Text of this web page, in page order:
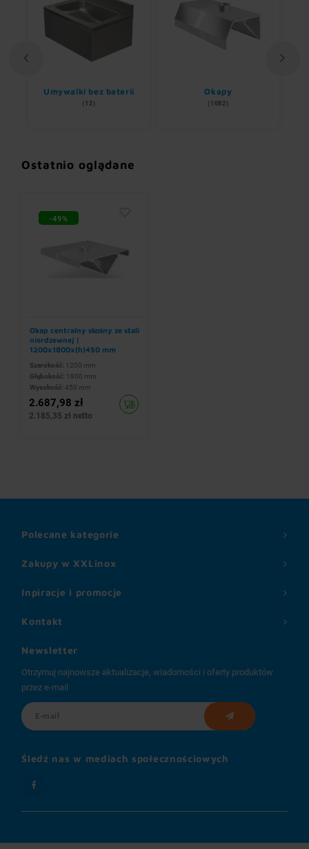
Umywalki bez baterii
(12)
Okapy
(1082)
Ostatnio oglądane
-49%
Okap centralny skośny ze stali
nierdzewnej |
1200x1800x(h)450 mm
Szerokość: 1200 mm
Głębokość: 1800 mm
Wysokość: 450 mm
2.687,98 zł
2.185,35 zł netto
Zakupy w XXLinox
Inpiracje i promocje
Polecane kategorie
Kontakt
Newsletter
Otrzymuj najnowsze aktualizacje, wiadomości i oferty produktów
przez e-mail
Śledź nas w mediach społecznościowych